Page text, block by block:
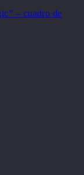
– cuadro de